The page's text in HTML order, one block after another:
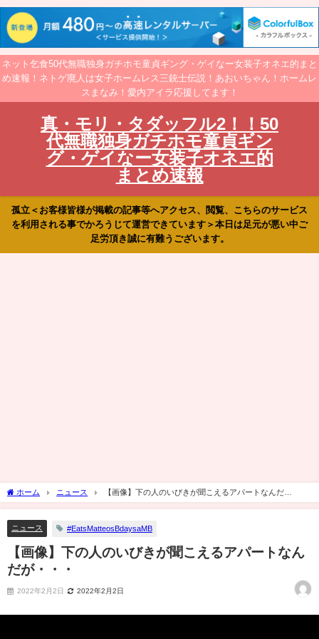
ネット乞食50代無職独身ガチホモ童貞ギング・ゲイなー女装子オネエ的まと
め速報！ネトゲ廃人は女子ホームレス三銃士伝説！あおいちゃん！ホームレ
スまなみ！愛内アイラ応援してます！
真・モリ・タダッフル2！！50
代無職独身ガチホモ童貞ギン
グ・ゲイなー女装子オネエ的
まとめ速報
孤立＜お客様皆様が掲載の記事等へアクセス、閲覧、こちらのサービス
を利用される事でかろうじて運営できています＞本日は足元が悪い中ご
足労頂き誠に有難うございます。
ホーム ニュース
【画像】下の人のいびきが聞こえるアパートなんだ
が・・・
ニュース #EatsMatteosBdaysaMB
【画像】下の人のいびきが聞こえるアパートなん
だが・・・
2022年2月2日 2022年2月2日